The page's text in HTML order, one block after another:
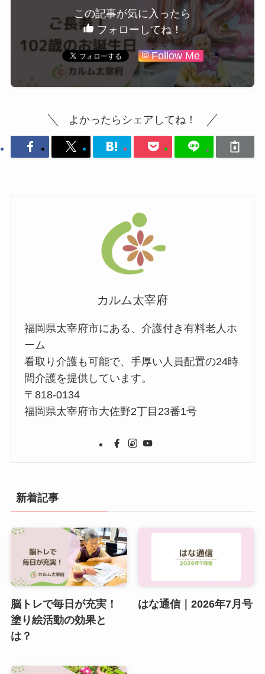
この記事が気に入ったら
フォローしてね！
Follow Me
よかったらシェアしてね！
カルム太宰府
福岡県太宰府市にある、介護付き有料老人ホ
ーム
看取り介護も可能で、手厚い人員配置の24時
間介護を提供しています。
〒818-0134
福岡県太宰府市大佐野2丁目23番1号
新着記事
脳トレで毎日が充実！
塗り絵活動の効果と
は？
はな通信｜2026年7月号